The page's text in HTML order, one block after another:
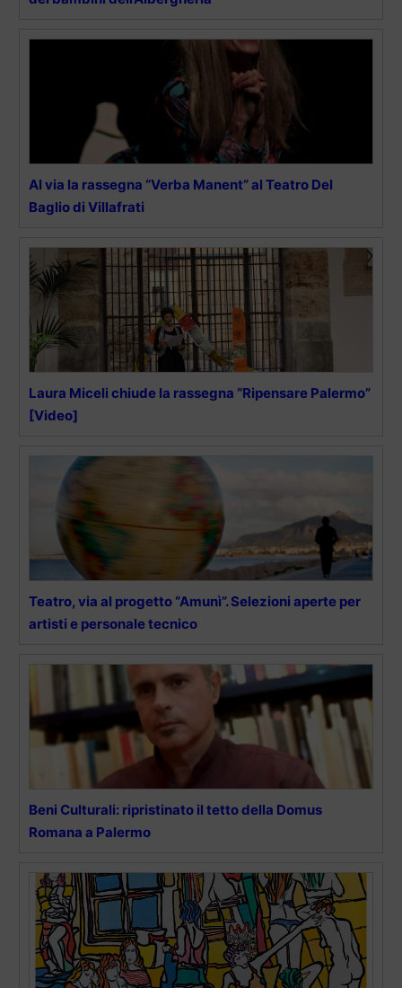
Al via la rassegna “Verba Manent” al Teatro Del
Baglio di Villafrati
Laura Miceli chiude la rassegna “Ripensare Palermo”
[Video]
Teatro, via al progetto “Amunì”. Selezioni aperte per
artisti e personale tecnico
Beni Culturali: ripristinato il tetto della Domus
Romana a Palermo